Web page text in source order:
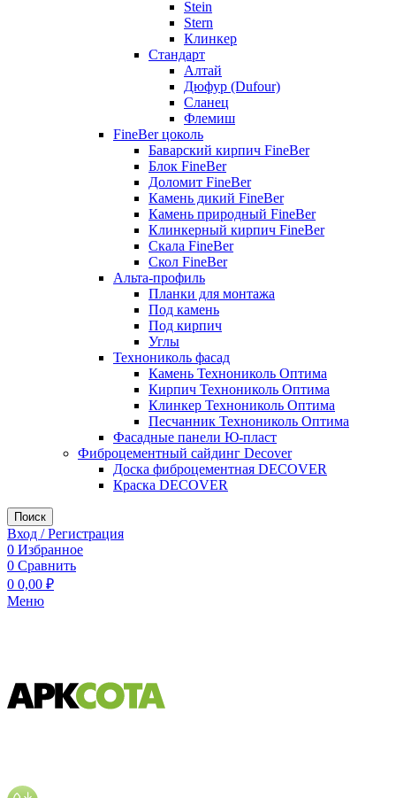
Stein
Stern
Клинкер
Стандарт
Алтай
Дюфур (Dufour)
Сланец
Флемиш
FineBer цоколь
Баварский кирпич FineBer
Блок FineBer
Доломит FineBer
Камень дикий FineBer
Камень природный FineBer
Клинкерный кирпич FineBer
Скала FineBer
Скол FineBer
Альта-профиль
Планки для монтажа
Под камень
Под кирпич
Углы
Технониколь фасад
Камень Технониколь Оптима
Кирпич Технониколь Оптима
Клинкер Технониколь Оптима
Песчанник Технониколь Оптима
Фасадные панели Ю-пласт
Фиброцементный сайдинг Decover
Доска фиброцементная DECOVER
Краска DECOVER
Поиск
Вход / Регистрация
0 Избранное
0 Сравнить
0 0,00 ₽
Меню